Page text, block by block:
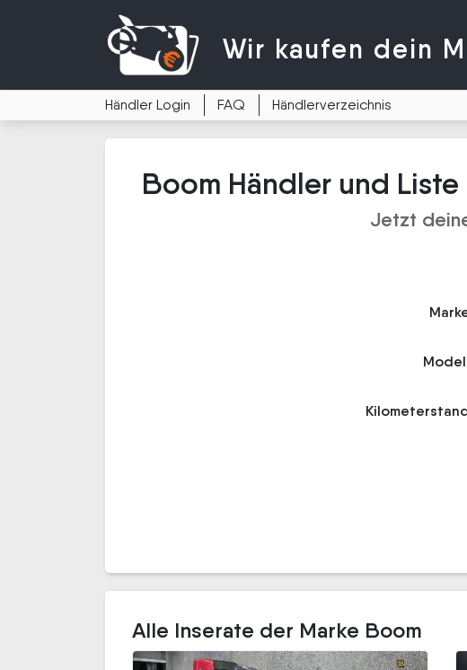
Wir kaufen dein
Händler Login FAQ Händlerverzeichnis
Boom Händler und
Jetzt
Alle Inserate der Marke Boom